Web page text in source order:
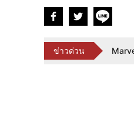
ข่าวด่วน